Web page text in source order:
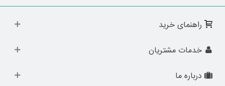
راهنمای خرید
خدمات مشتریان
درباره ما